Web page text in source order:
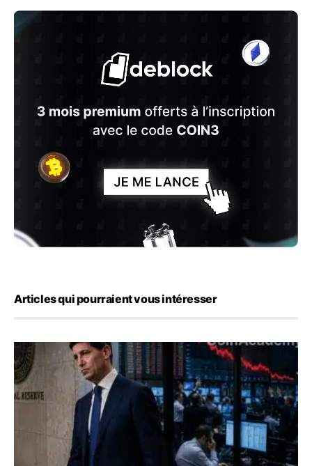
Articles qui pourraient vous intéresser
Kevin Warsh maintient sa communication minimaliste